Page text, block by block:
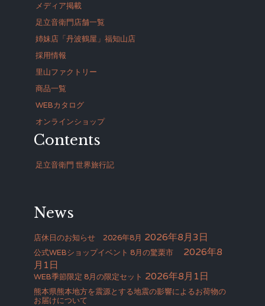
メディア掲載
足立音衛門店舗一覧
姉妹店「丹波鶴屋」福知山店
採用情報
里山ファクトリー
商品一覧
WEBカタログ
オンラインショップ
Contents
足立音衛門 世界旅行記
News
店休日のお知らせ 2026年8月 2026年8月3日
公式WEBショップイベント 8月の驚栗市
2026年8
月1日
WEB季節限定 8月の限定セット 2026年8月1日
熊本県熊本地方を震源とする地震の影響によるお荷物の
お届けについて